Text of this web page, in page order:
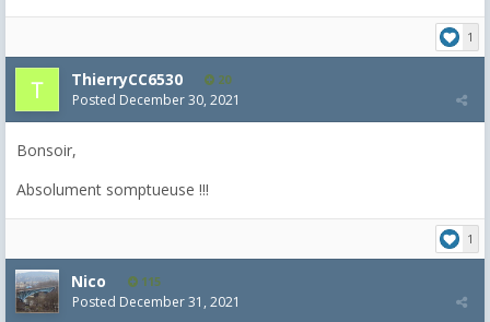
1
ThierryCC6530 20
Posted December 30, 2021
Bonsoir,
Absolument somptueuse !!!
1
Nico 115
Posted December 31, 2021